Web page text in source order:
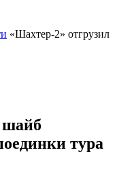
«Шахтер-2» отгрузил
шайб
тура